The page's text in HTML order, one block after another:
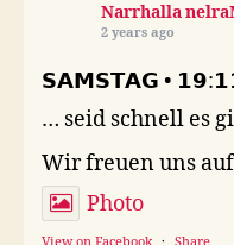
Narrhalla
2 years ago
𝗦𝗔𝗠𝗦𝗧𝗔𝗚 •
… seid schnell es
Wir freuen uns
Photo
View on Facebook · Share